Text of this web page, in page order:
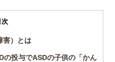
次
害）とは
の投与でASDの子供の「かん